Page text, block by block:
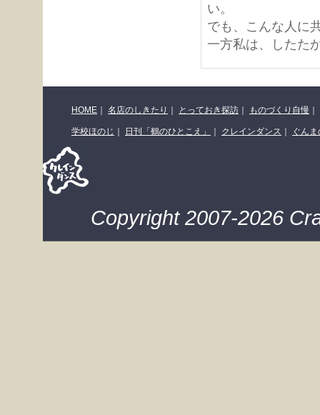
い。
でも、こんな人に
一方私は、したた
HOME ｜ 名店のしきたり ｜ とっておき探訪 ｜ ものづくり自慢 ｜
学校ほのじ ｜ 日刊「鶴のひとこえ」 ｜ クレインダンス ｜ ぐん
Copyright 2007-2026